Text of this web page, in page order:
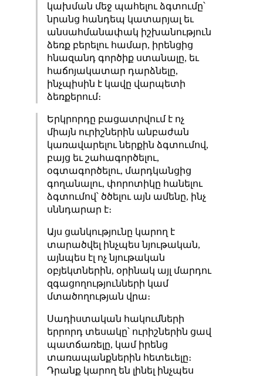
կախման մեջ պահելու ձգտումը՝
նրանց հանդեպ կատարյալ եւ
անսահմանափակ իշխանություն
ձեռք բերելու համար, իրենցից
հնազանդ գործիք ստանալը, եւ
հաճոյակատար դարձնելը,
ինչպիսին է կավը վարպետի
ձեռքերում։
Երկրորդը բացատրվում է ոչ
միայն ուրիշներին անբաժան
կառավարելու ներքին ձգտումով,
բայց եւ շահագործելու,
օգտագործելու, մարդկանցից
գողանալու, փորոտիկը հանելու
ձգտումով՝ ծծելու այն ամենը, ինչ
սննդարար է։
Այս ցանկությունը կարող է
տարածվել ինչպես նյութական,
այնպես էլ ոչ նյութական
օբյեկտներին, օրինակ այլ մարդու
զգացողությունների կամ
մտածողության վրա։
Սադիստական հակումների
երրորդ տեսակը՝ ուրիշներին ցավ
պատճառելը, կամ իրենց
տառապանքներին հետեւելը։
Դրանք կարող են լինել ինչպես